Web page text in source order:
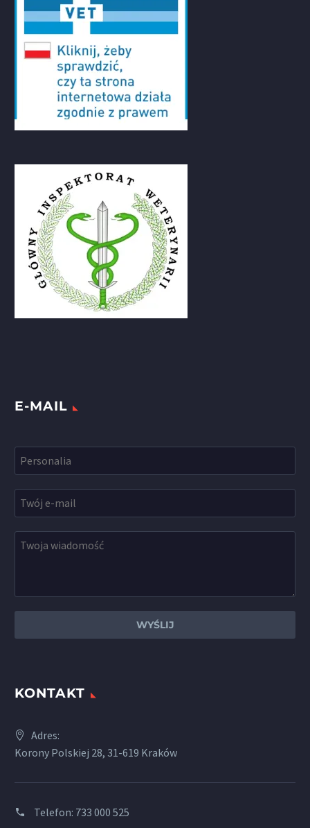
E-MAIL
KONTAKT
Adres:
Korony Polskiej 28, 31-619 Kraków
Telefon: 733 000 525